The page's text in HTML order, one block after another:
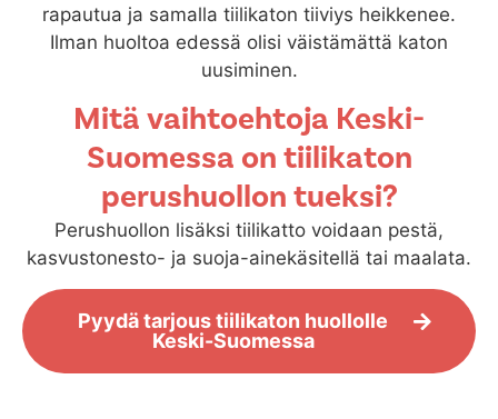
rapautua ja samalla tiilikaton tiiviys heikkenee.
Ilman huoltoa edessä olisi väistämättä katon
uusiminen.
Mitä vaihtoehtoja Keski-
Suomessa on tiilikaton
perushuollon tueksi?
Perushuollon lisäksi tiilikatto voidaan pestä,
kasvustonesto- ja suoja-ainekäsitellä tai maalata.
Pyydä tarjous tiilikaton huollolle
Keski-Suomessa